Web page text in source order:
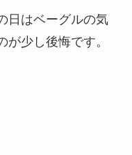
日はベーグルの気
少し後悔です。